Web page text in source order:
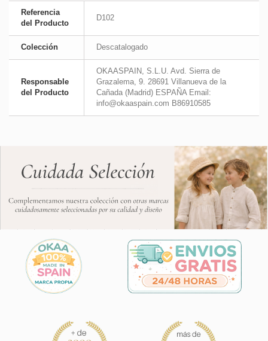
Referencia
del Producto
D102
Colección Descatalogado
Responsable
del Producto
OKAASPAIN, S.L.U. Avd. Sierra de
Grazalema, 9. 28691 Villanueva de la
Cañada (Madrid) ESPAÑA Email:
info@okaaspain.com B86910585